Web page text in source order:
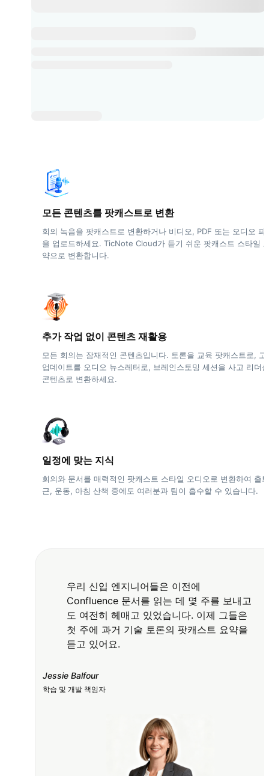
모든 콘텐츠를 팟캐스트로 변환
회의 녹음을 팟캐스트로 변환하거나 비디오, PDF 또는 오디오 파
을 업로드하세요. TicNote Cloud가 듣기 쉬운 팟캐스트 스타일
약으로 변환합니다.
추가 작업 없이 콘텐츠 재활용
모든 회의는 잠재적인 콘텐츠입니다. 토론을 교육 팟캐스트로, 고
업데이트를 오디오 뉴스레터로, 브레인스토밍 세션을 사고 리더십
콘텐츠로 변환하세요.
일정에 맞는 지식
회의와 문서를 매력적인 팟캐스트 스타일 오디오로 변환하여 출퇴
근, 운동, 아침 산책 중에도 여러분과 팀이 흡수할 수 있습니다.
우리 신입 엔지니어들은 이전에
Confluence 문서를 읽는 데 몇 주를 보내고
도 여전히 헤매고 있었습니다. 이제 그들은
첫 주에 과거 기술 토론의 팟캐스트 요약을
듣고 있어요.
Jessie Balfour
학습 및 개발 책임자